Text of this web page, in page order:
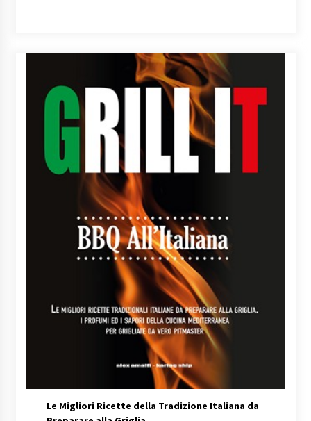
Le Migliori Ricette della Tradizione Italiana da